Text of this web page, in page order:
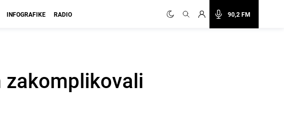
90,2 FM
INFOGRAFIKE RADIO
zakomplikovali